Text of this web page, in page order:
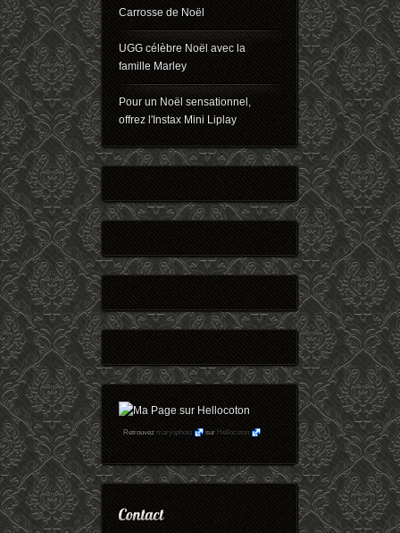
Carrosse de Noël
UGG célèbre Noël avec la
famille Marley
Pour un Noël sensationnel,
offrez l'Instax Mini Liplay
Retrouvezmaryophoto surHellocoton